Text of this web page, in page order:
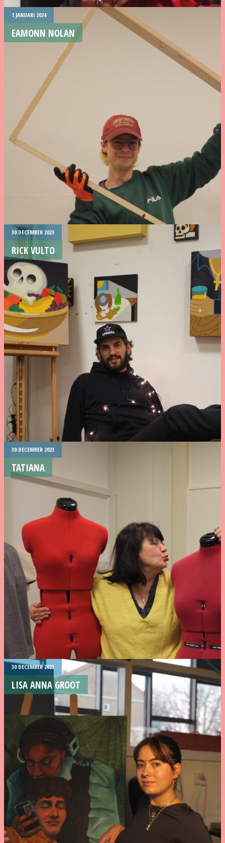
1 JANUARI 2024
EAMONN NOLAN
30 DECEMBER 2023
RICK VULTO
30 DECEMBER 2023
TATIANA
30 DECEMBER 2023
LISA ANNA GROOT